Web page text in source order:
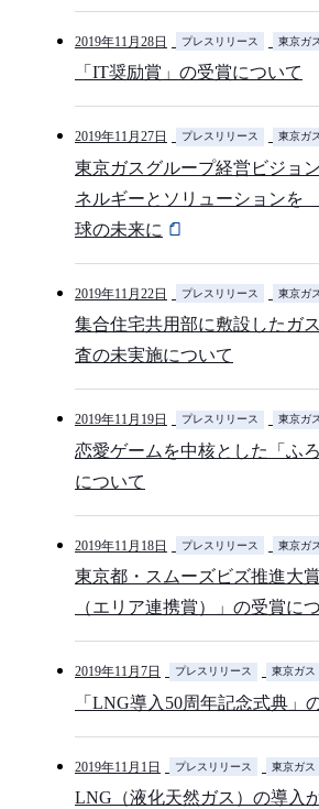
2019年11月28日 プレスリリース 東京ガス
「IT奨励賞」の受賞について
2019年11月27日 プレスリリース 東京ガ
東京ガスグループ経営ビジョン
ネルギーとソリューションを
球の未来に
2019年11月22日 プレスリリース 東京ガス
集合住宅共用部に敷設したガ
査の未実施について
2019年11月19日 プレスリリース 東京ガ
恋愛ゲームを中核とした「ふ
について
2019年11月18日 プレスリリース 東京ガス
東京都・スムーズビズ推進大
（エリア連携賞）」の受賞に
2019年11月7日 プレスリリース 東京ガス
「LNG導入50周年記念式典」
2019年11月1日 プレスリリース 東京ガス
LNG（液化天然ガス）の導入